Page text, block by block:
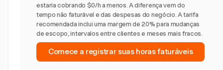
estaria cobrando $0/h a menos. A diferença vem do
tempo não faturável e das despesas do negócio. A tarifa
recomendada inclui uma margem de 20% para mudanças
de escopo, intervalos entre clientes e meses mais fracos.
Comece a registrar suas horas faturáveis